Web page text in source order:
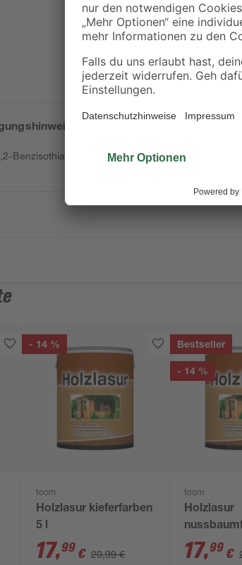
Benzisothiazol-3(2H)-on, 2-Methyl-2H-Isothiazol-
- 14 %
toom
Holzlasur kieferfarben
5 l
17,99 € 20,99 €
Bestseller
- 14 %
toom
Holzlasur
dunkel 5 l
17,99 €